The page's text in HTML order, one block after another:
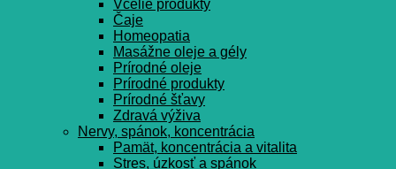
Včelie produkty
Čaje
Homeopatia
Masážne oleje a gély
Prírodné oleje
Prírodné produkty
Prírodné šťavy
Zdravá výživa
Nervy, spánok, koncentrácia
Pamät, koncentrácia a vitalita
Stres, úzkosť a spánok